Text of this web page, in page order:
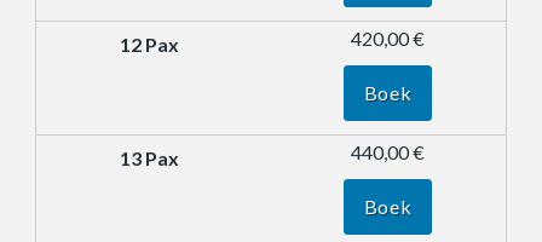
420,00 €
Boek
440,00 €
Boek